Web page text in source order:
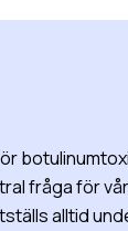
fråga för
alltid